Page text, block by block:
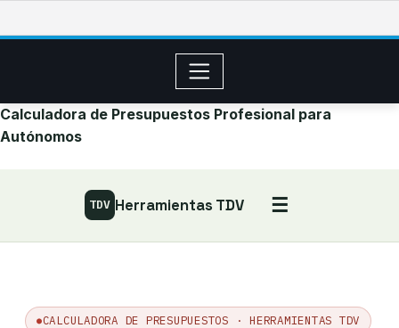
al
Calculadora de Presupuestos Profesional para
Autónomos
TDV Herramientas TDV ☰
CALCULADORA DE PRESUPUESTOS · HERRAMIENTAS TDV